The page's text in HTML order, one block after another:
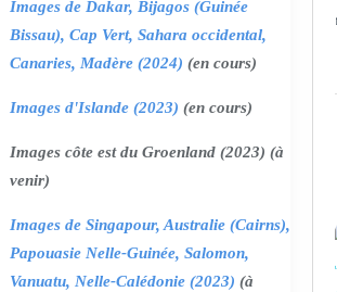
Images de Dakar, Bijagos (Guinée
Bissau), Cap Vert, Sahara occidental,
Canaries, Madère (2024) (en cours)
Images d'Islande (2023) (en cours)
Images côte est du Groenland (2023) (à
venir)
Images de Singapour, Australie (Cairns),
Papouasie Nelle-Guinée, Salomon,
Vanuatu, Nelle-Calédonie (2023) (à